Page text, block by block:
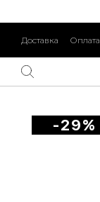
Доставка Оплата
-29%